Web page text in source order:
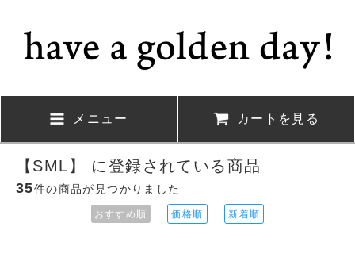
メニュー カートを見る
【SML】 に登録されている商品
35件の商品が見つかりました
おすすめ順 価格順 新着順